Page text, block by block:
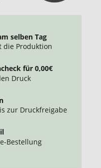
selben Tag
die Produktion
für 0,00€
Druck
zur Druckfreigabe
Bestellung